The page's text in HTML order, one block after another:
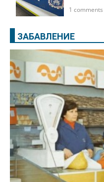
1 comments
ЗАБАВЛЕНИЕ